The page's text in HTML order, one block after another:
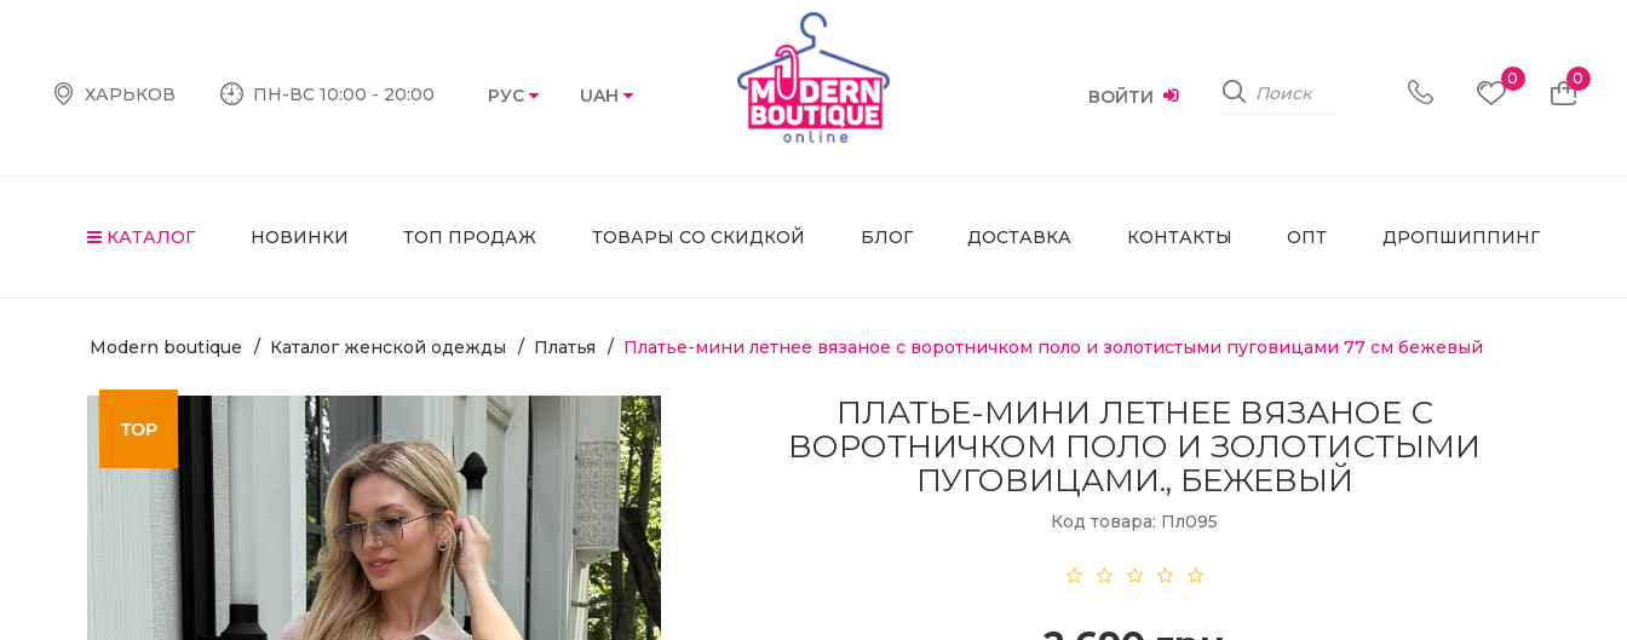
ХАРЬКОВ ПН-ВС 10:00 - 20:00 РУС UAH ВОЙТИ
0 0
КАТАЛОГ НОВИНКИ ТОП ПРОДАЖ ТОВАРЫ СО СКИДКОЙ БЛОГ ДОСТАВКА КОНТАКТЫ ОПТ ДРОПШИППИНГ
Modern boutique Каталог женской одежды Платья Платье-мини летнее вязаное с воротничком поло и золотистыми пуговицами 77 см бежевый
ПЛАТЬЕ-МИНИ ЛЕТНЕЕ ВЯЗАНОЕ С
ВОРОТНИЧКОМ ПОЛО И ЗОЛОТИСТЫМИ
ПУГОВИЦАМИ., БЕЖЕВЫЙ
Код товара: Пл095